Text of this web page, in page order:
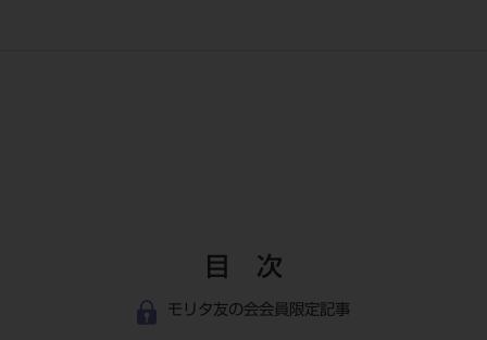
目 次
モリタ友の会会員限定記事